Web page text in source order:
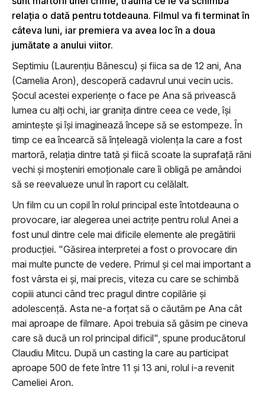
relaţia o dată pentru totdeauna. Filmul va fi terminat în
câteva luni, iar premiera va avea loc în a doua
jumătate a anului viitor.
Septimiu (Laurenţiu Bănescu) și fiica sa de 12 ani, Ana
(Camelia Aron), descoperă cadavrul unui vecin ucis.
Șocul acestei experiențe o face pe Ana să privească
lumea cu alți ochi, iar granița dintre ceea ce vede, își
amintește și își imaginează începe să se estompeze. În
timp ce ea încearcă să înțeleagă violența la care a fost
martoră, relația dintre tată și fiică scoate la suprafață răni
vechi și moșteniri emoționale care îi obligă pe amândoi
să se reevalueze unul în raport cu celălalt.
Un film cu un copil în rolul principal este întotdeauna o
provocare, iar alegerea unei actriţe pentru rolul Anei a
fost unul dintre cele mai dificile elemente ale pregătirii
producției. "Găsirea interpretei a fost o provocare din
mai multe puncte de vedere. Primul și cel mai important a
fost vârsta ei și, mai precis, viteza cu care se schimbă
copiii atunci când trec pragul dintre copilărie și
adolescență. Asta ne-a forțat să o căutăm pe Ana cât
mai aproape de filmare. Apoi trebuia să găsim pe cineva
care să ducă un rol principal dificil", spune producătorul
Claudiu Mitcu. După un casting la care au participat
aproape 500 de fete între 11 și 13 ani, rolul i-a revenit
Cameliei Aron.